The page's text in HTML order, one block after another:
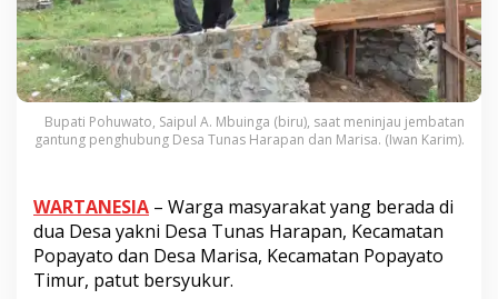
Bupati Pohuwato, Saipul A. Mbuinga (biru), saat meninjau jembatan
gantung penghubung Desa Tunas Harapan dan Marisa. (Iwan Karim).
WARTANESIA – Warga masyarakat yang berada di
dua Desa yakni Desa Tunas Harapan, Kecamatan
Popayato dan Desa Marisa, Kecamatan Popayato
Timur, patut bersyukur.